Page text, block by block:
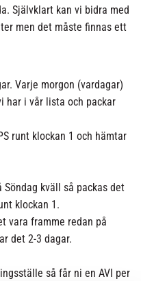
Självklart kan vi bidra med
men det måste finnas ett
Varje morgon (vardagar)
har i vår lista och packar
runt klockan 1 och hämtar
kväll så packas det
klockan 1.
vara framme redan på
det 2-3 dagar.
så får ni en AVI per